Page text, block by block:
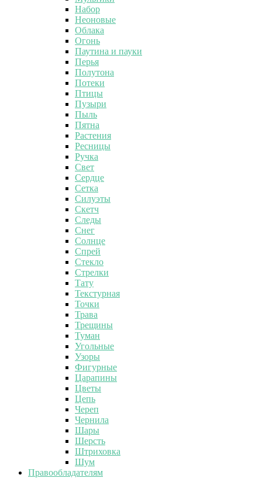
Набор
Неоновые
Облака
Огонь
Паутина и пауки
Перья
Полутона
Потеки
Птицы
Пузыри
Пыль
Пятна
Растения
Ресницы
Ручка
Свет
Сердце
Сетка
Силуэты
Скетч
Следы
Снег
Солнце
Спрей
Стекло
Стрелки
Тату
Текстурная
Точки
Трава
Трещины
Туман
Угольные
Узоры
Фигурные
Царапины
Цветы
Цепь
Череп
Чернила
Шары
Шерсть
Штриховка
Шум
Правообладателям